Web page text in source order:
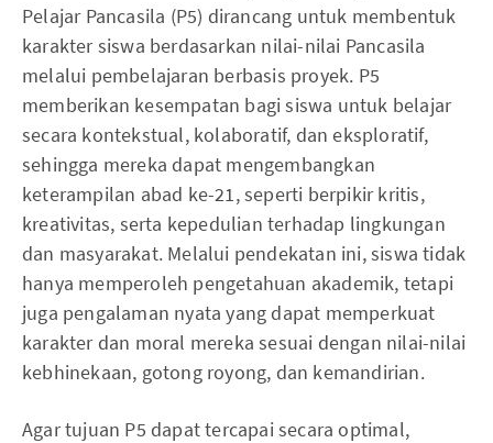
Pelajar Pancasila (P5) dirancang untuk membentuk
karakter siswa berdasarkan nilai-nilai Pancasila
melalui pembelajaran berbasis proyek. P5
memberikan kesempatan bagi siswa untuk belajar
secara kontekstual, kolaboratif, dan eksploratif,
sehingga mereka dapat mengembangkan
keterampilan abad ke-21, seperti berpikir kritis,
kreativitas, serta kepedulian terhadap lingkungan
dan masyarakat. Melalui pendekatan ini, siswa tidak
hanya memperoleh pengetahuan akademik, tetapi
juga pengalaman nyata yang dapat memperkuat
karakter dan moral mereka sesuai dengan nilai-nilai
kebhinekaan, gotong royong, dan kemandirian.
Agar tujuan P5 dapat tercapai secara optimal,